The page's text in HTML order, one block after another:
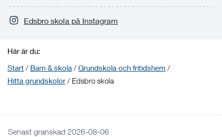
Edsbro skola på Instagram
Här är du:
Start / Barn & skola / Grundskola och fritidshem /
Hitta grundskolor / Edsbro skola
Senast granskad 2026-08-06